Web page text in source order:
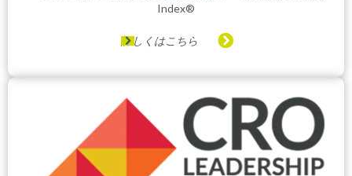
Index®
詳しくはこちら